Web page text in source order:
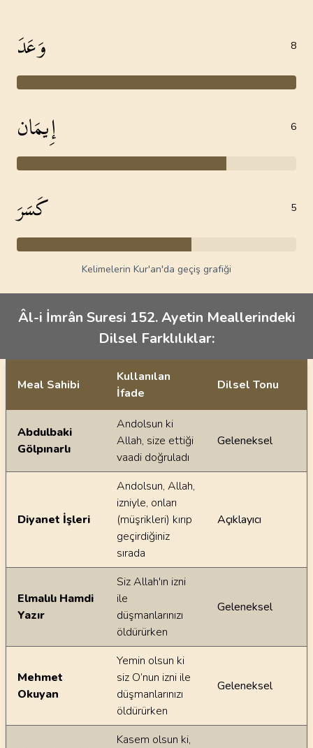
وَعَدَ 8
إِيمَان 6
كَسَرَ 5
Kelimelerin Kur'an'da geçiş grafiği
Âl-i İmrân Suresi 152. Ayetin Meallerindeki
Dilsel Farklılıklar:
Ayetin meallerindeki dilsel farklılıklar
Meal Sahibi
Kullanılan
İfade
Dilsel Tonu
Abdulbaki
Gölpınarlı
Andolsun ki
Allah, size ettiği
vaadi doğruladı
Geleneksel
Diyanet İşleri
Andolsun, Allah,
izniyle, onları
(müşrikleri) kırıp
geçirdiğiniz
sırada
Açıklayıcı
Elmalılı Hamdi
Yazır
Siz Allah'ın izni
ile
düşmanlarınızı
öldürürken
Geleneksel
Mehmet
Okuyan
Yemin olsun ki
siz O’nun izni ile
düşmanlarınızı
öldürürken
Geleneksel
Kasem olsun ki,